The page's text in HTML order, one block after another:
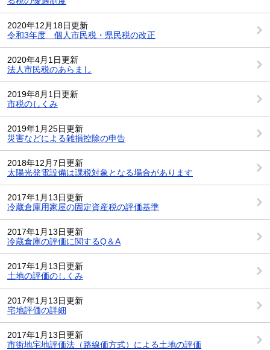
2020年12月18日更新
令和3年度 個人市民税・県民税の改正
2020年4月1日更新
法人市民税のあらまし
2019年8月1日更新
市税のしくみ
2019年1月25日更新
災害などによる雑損控除の申告
2018年12月7日更新
太陽光発電設備は課税対象となる場合があります
2017年1月13日更新
冷蔵倉庫用家屋の固定資産税の評価基準
2017年1月13日更新
冷蔵倉庫の評価に関するQ＆A
2017年1月13日更新
土地の評価のしくみ
2017年1月13日更新
宅地評価の詳細
2017年1月13日更新
市街地宅地評価法（路線価方式）による土地の評価